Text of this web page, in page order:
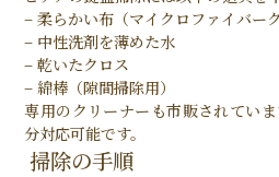
– 柔らかい布（マイクロファイバー
– 中性洗剤を薄めた水
– 乾いたクロス
– 綿棒（隙間掃除用）
専用のクリーナーも市販されてい
分対応可能です。
掃除の手順